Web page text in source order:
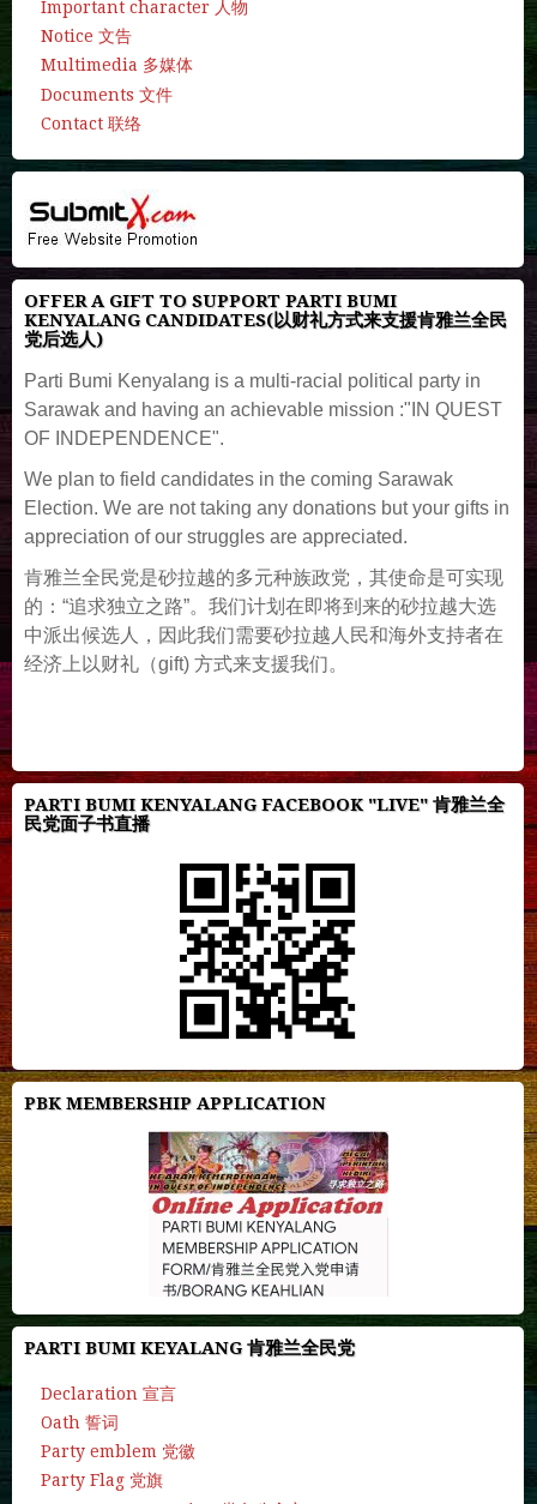
Important character 人物
Notice 文告
Multimedia 多媒体
Documents 文件
Contact 联络
OFFER A GIFT TO SUPPORT PARTI BUMI
KENYALANG CANDIDATES(以财礼方式来支援肯雅兰全民
党后选人)
Parti Bumi Kenyalang is a multi-racial political party in
Sarawak and having an achievable mission :"IN QUEST
OF INDEPENDENCE".
We plan to field candidates in the coming Sarawak
Election. We are not taking any donations but your gifts in
appreciation of our struggles are appreciated.
肯雅兰全民党是砂拉越的多元种族政党，其使命是可实现
的：“追求独立之路”。我们计划在即将到来的砂拉越大选
中派出候选人，因此我们需要砂拉越人民和海外支持者在
经济上以财礼（gift) 方式来支援我们。
PARTI BUMI KENYALANG FACEBOOK "LIVE" 肯雅兰全
民党面子书直播
PBK MEMBERSHIP APPLICATION
PARTI BUMI KEYALANG 肯雅兰全民党
Declaration 宣言
Oath 誓词
Party emblem 党徽
Party Flag 党旗